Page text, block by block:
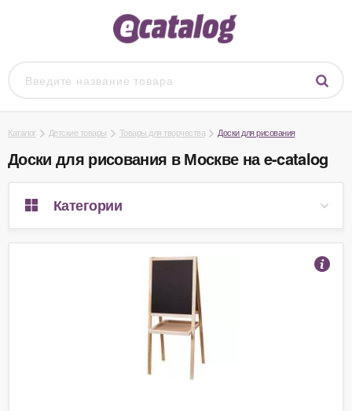
Каталог Детские товары Товары для творчества Доски для рисования
Доски для рисования в Москве на e-catalog
Категории